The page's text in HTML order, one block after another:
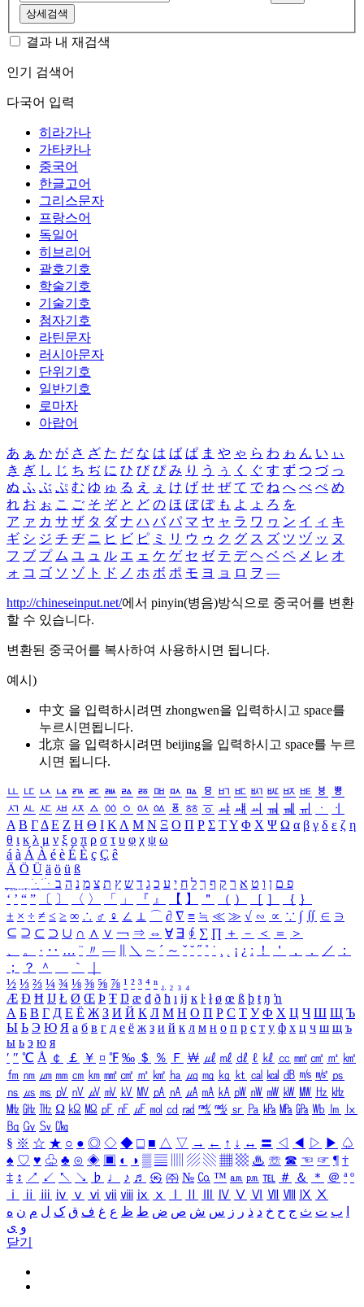
상세검색
결과 내 재검색
인기 검색어
다국어 입력
히라가나
가타카나
중국어
한글고어
그리스문자
프랑스어
독일어
히브리어
괄호기호
학술기호
기술기호
첨자기호
라틴문자
러시아문자
단위기호
일반기호
로마자
아랍어
あ ぁ か が さ ざ た だ な は ば ぱ ま や ゃ ら わ ゎ ん い ぃ
き ぎ し じ ち ぢ に ひ び ぴ み り う ぅ く ぐ す ず つ づ っ
ぬ ふ ぶ ぷ む ゆ ゅ る え ぇ け げ せ ぜ て で ね へ べ ぺ め
れ お ぉ こ ご そ ぞ と ど の ほ ぼ ぽ も よ ょ ろ を
ア ァ カ サ ザ タ ダ ナ ハ バ パ マ ヤ ャ ラ ワ ヮ ン イ ィ キ
ギ シ ジ チ ヂ ニ ヒ ビ ピ ミ リ ウ ゥ ク グ ス ズ ツ ヅ ッ ヌ
フ ブ プ ム ユ ュ ル エ ェ ケ ゲ セ ゼ テ デ ヘ ベ ペ メ レ オ
ォ コ ゴ ソ ゾ ト ド ノ ホ ボ ポ モ ヨ ョ ロ ヲ ―
http://chineseinput.net/에서 pinyin(병음)방식으로 중국어를 변환
할 수 있습니다.
변환된 중국어를 복사하여 사용하시면 됩니다.
예시)
中文 을 입력하시려면 zhongwen을 입력하시고 space를
누르시면됩니다.
北京 을 입력하시려면 beijing을 입력하시고 space를 누르
시면 됩니다.
ㅥ ㅦ ㅧ ㅨ ㅩ ㅪ ㅫ ㅬ ㅭ ㅮ ㅯ ㅰ ㅱ ㅲ ㅳ ㅴ ㅵ ㅶ ㅷ ㅸ
ㅹ
ㅺ ㅻ ㅼ ㅽ ㅾ ㅿ ㆀ ㆁ ㆂ ㆃ ㆄ ㆅ ㆆ ㆇ ㆈ ㆉ ㆊ ㆋ ㆌ ㆍ
ㆎ
Α Β ΓΔ Ε Ζ Η Θ Ι ΚΛ Μ Ν Ξ Ο Π Ρ Σ ΤΥ Φ Χ Ψ Ω α β γ δ ε ζ η
θ ι κ λ μ ν ξ ο π ρ σ τ υ φ χ ψ ω
á à Á À é è É È ç Ç ê
Ä Ö Ü ä ö ü ß
ִֶֹ ֻּ ׁׂ פ ם ן ו ט א ר ק ף ך ל ח י ע כ ג ד ש ץ ת צ מ נ ה ב
‘ ’ “ ” 〔 〕 〈 〉 「 」 『 』 【 】 ＂ （ ） ［ ］ ｛ ｝
± × ÷ ≠ ≤ ≥ ∞ ∴ ♂ ♀ ∠ ⊥ ⌒ ∂ ∇ ≡ ≒ ≪ ≫ √ ∽ ∝ ∵ ∫ ∬ ∈ ∋
⊆ ⊇ ⊂ ⊃ ∪ ∩ ∧ ∨ ￢ ⇒ ⇔ ∀ ∃ ∮ ∑ ∏ ＋ － ＜ ＝
＞
、
。 · ‥ … ¨ 〃 ― ＼ ∼ ´ ～ ˇ ˘ ˝ ˚ ˙ ¸ ¡ ¿ ː ！ ＇ ， ． ／
：
；
？ ＾ ｀
½ ⅓ ⅔ ¼ ¾ ⅛ ⅜ ⅝ ⅞ ¹ ² ³ ⁴ ⁿ ₁ ₂ ₃ ₄
Æ Ð Ħ Ĳ Ł Ø Œ Þ Ŧ Ŋ æ đ ð ħ ı ĳ ĸ ŀ ł ø œ ß þ ŧ ŋ ŉ
А Б В Г Д Е Ё Ж З И Й К Л М Н О П Р С Т У Ф Х Ц Ч Ш Щ Ъ
Ы Ь Э Ю Я а б в г д е ё ж з и й к л м н о п р с т у ф х ц ч ш щ ъ
ы ь э ю я
′ ″ ℃ Å ￠ ￡ ￥ ¤ ℉ ‰ ＄ ％ Ｆ ￦ ㎕ ㎖ ㎗ ℓ ㎘ ㏄ ㎣ ㎤ ㎥ ㎦
㎙ ㎚ ㎛ ㎜ ㎝ ㎞ ㎟ ㎠ ㎡ ㎢ ㏊ ㎍ ㎎ ㎏ ㏏ ㎈ ㎉ ㏈ ㎧ ㎨ ㎰
㎱ ㎲ ㎳ ㎴ ㎵ ㎶ ㎷ ㎸ ㎹ ㎀ ㎁ ㎂ ㎃ ㎄ ㎺ ㎻ ㎽ ㎾ ㎿ ㎐ ㎑
㎒ ㎓ ㎔ Ω ㏀ ㏁ ㎊ ㎋ ㎌ ㏖ ㏅ ㎭ ㎮ ㎯ ㏛ ㎩ ㎪ ㎫ ㎬ ㏝ ㏐
㏓
㏃ ㏉ ㏜ ㏆
§ ※ ☆ ★ ○ ● ◎ ◇ ◆ □ ■ △ ▽ → ← ↑ ↓ ↔ 〓 ◁ ◀ ▷ ▶ ♤
♠ ♡ ♥ ♧ ♣ ⊙ ◈ ▣ ◐ ◑ ▒ ▤ ▨ ▧ ▦ ▩ ♨ ☏ ☎ ☜ ☞ ¶ †
‡ ↕ ↗ ↙ ↖ ↘ ♭ ♩ ♪ ♬ ㉿ ㈜ № ㏇ ™ ㏂ ㏘ ℡ ＃ ＆ ＊ ＠ ª º
ⅰ
ⅱ ⅲ ⅳ ⅴ ⅵ ⅶ ⅷ ⅸ ⅹ Ⅳ Ⅴ Ⅵ Ⅶ Ⅷ Ⅸ Ⅹ
ب ت ث ج ح خ د ذ ر ز س ش ص ض ط ظ ع غ ف ق ک ل م ن ه
و ی
닫기